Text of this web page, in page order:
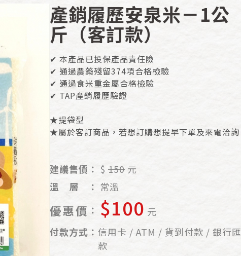
產銷履歷安泉米－1公
斤（客訂款）
✔ 本產品已投保產品責任險
✔ 通過農藥殘留374項合格檢驗
✔ 通過食米重金屬合格檢驗
✔ TAP產銷履歷驗證
★提袋型
★屬於客訂商品，若想訂購想提早下單及來電洽詢
建議售價： $ 150 元
溫
層 ： 常溫
優惠價 ： $100 元
付款方式 ： 信用卡 / ATM / 貨到付款 / 銀行匯
款